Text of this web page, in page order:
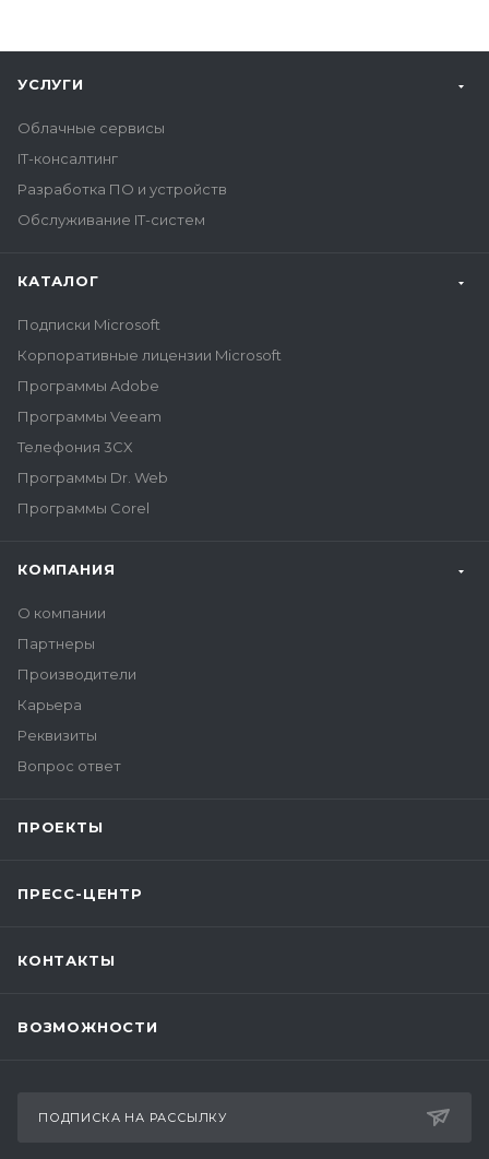
УСЛУГИ
Облачные сервисы
IT-консалтинг
Разработка ПО и устройств
Обслуживание IT-систем
КАТАЛОГ
Подписки Microsoft
Корпоративные лицензии Microsoft
Программы Adobe
Программы Veeam
Телефония 3CX
Программы Dr. Web
Программы Corel
КОМПАНИЯ
О компании
Партнеры
Производители
Карьера
Реквизиты
Вопрос ответ
ПРОЕКТЫ
ПРЕСС-ЦЕНТР
КОНТАКТЫ
ВОЗМОЖНОСТИ
ПОДПИСКА НА РАССЫЛКУ